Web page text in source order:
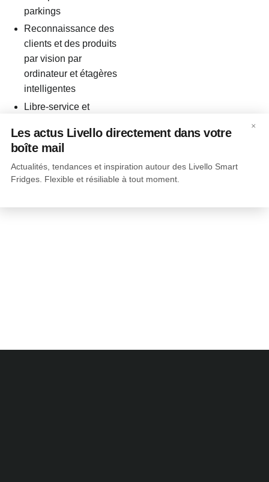
parkings
Reconnaissance des
clients et des produits
par vision par
ordinateur et étagères
intelligentes
Libre-service et
×
Les actus Livello directement dans votre
boîte mail
Actualités, tendances et inspiration autour des Livello Smart
Fridges. Flexible et résiliable à tout moment.